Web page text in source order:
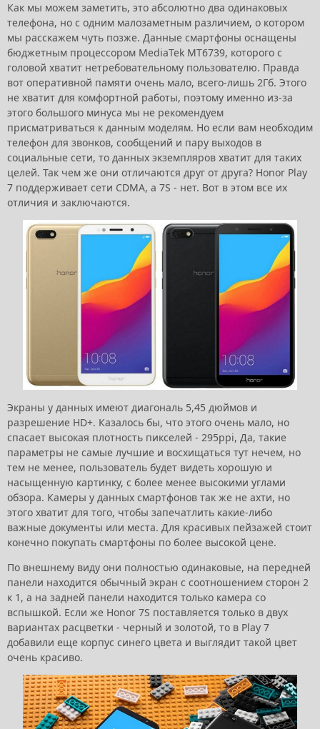
Как мы можем заметить, это абсолютно два одинаковых
телефона, но с одним малозаметным различием, о котором
мы расскажем чуть позже. Данные смартфоны оснащены
бюджетным процессором MediaTek MT6739, которого с
головой хватит нетребовательному пользователю. Правда
вот оперативной памяти очень мало, всего-лишь 2Гб. Этого
не хватит для комфортной работы, поэтому именно из-за
этого большого минуса мы не рекомендуем
присматриваться к данным моделям. Но если вам необходим
телефон для звонков, сообщений и пару выходов в
социальные сети, то данных экземпляров хватит для таких
целей. Так чем же они отличаются друг от друга? Honor Play
7 поддерживает сети CDMA, а 7S - нет. Вот в этом все их
отличия и заключаются.
Экраны у данных имеют диагональ 5,45 дюймов и
разрешение HD+. Казалось бы, что этого очень мало, но
спасает высокая плотность пикселей - 295ppi, Да, такие
параметры не самые лучшие и восхищаться тут нечем, но
тем не менее, пользователь будет видеть хорошую и
насыщенную картинку, с более менее высокими углами
обзора. Камеры у данных смартфонов так же не ахти, но
этого хватит для того, чтобы запечатлить какие-либо
важные документы или места. Для красивых пейзажей стоит
конечно покупать смартфоны по более высокой цене.
По внешнему виду они полностью одинаковые, на передней
панели находится обычный экран с соотношением сторон 2
к 1, а на задней панели находится только камера со
вспышкой. Если же Honor 7S поставляется только в двух
вариантах расцветки - черный и золотой, то в Play 7
добавили еще корпус синего цвета и выглядит такой цвет
очень красиво.